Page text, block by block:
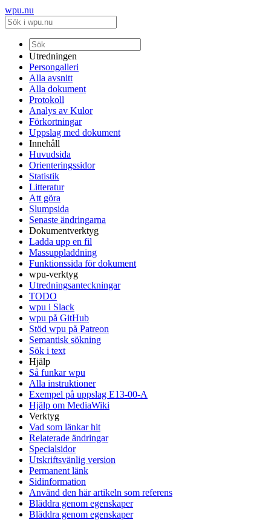
wpu.nu
Utredningen
Persongalleri
Alla avsnitt
Alla dokument
Protokoll
Analys av Kulor
Förkortningar
Uppslag med dokument
Innehåll
Huvudsida
Orienteringssidor
Statistik
Litteratur
Att göra
Slumpsida
Senaste ändringarna
Dokumentverktyg
Ladda upp en fil
Massuppladdning
Funktionssida för dokument
wpu-verktyg
Utredningsanteckningar
TODO
wpu i Slack
wpu på GitHub
Stöd wpu på Patreon
Semantisk sökning
Sök i text
Hjälp
Så funkar wpu
Alla instruktioner
Exempel på uppslag E13-00-A
Hjälp om MediaWiki
Verktyg
Vad som länkar hit
Relaterade ändringar
Specialsidor
Utskriftsvänlig version
Permanent länk
Sidinformation
Använd den här artikeln som referens
Bläddra genom egenskaper
Bläddra genom egenskaper